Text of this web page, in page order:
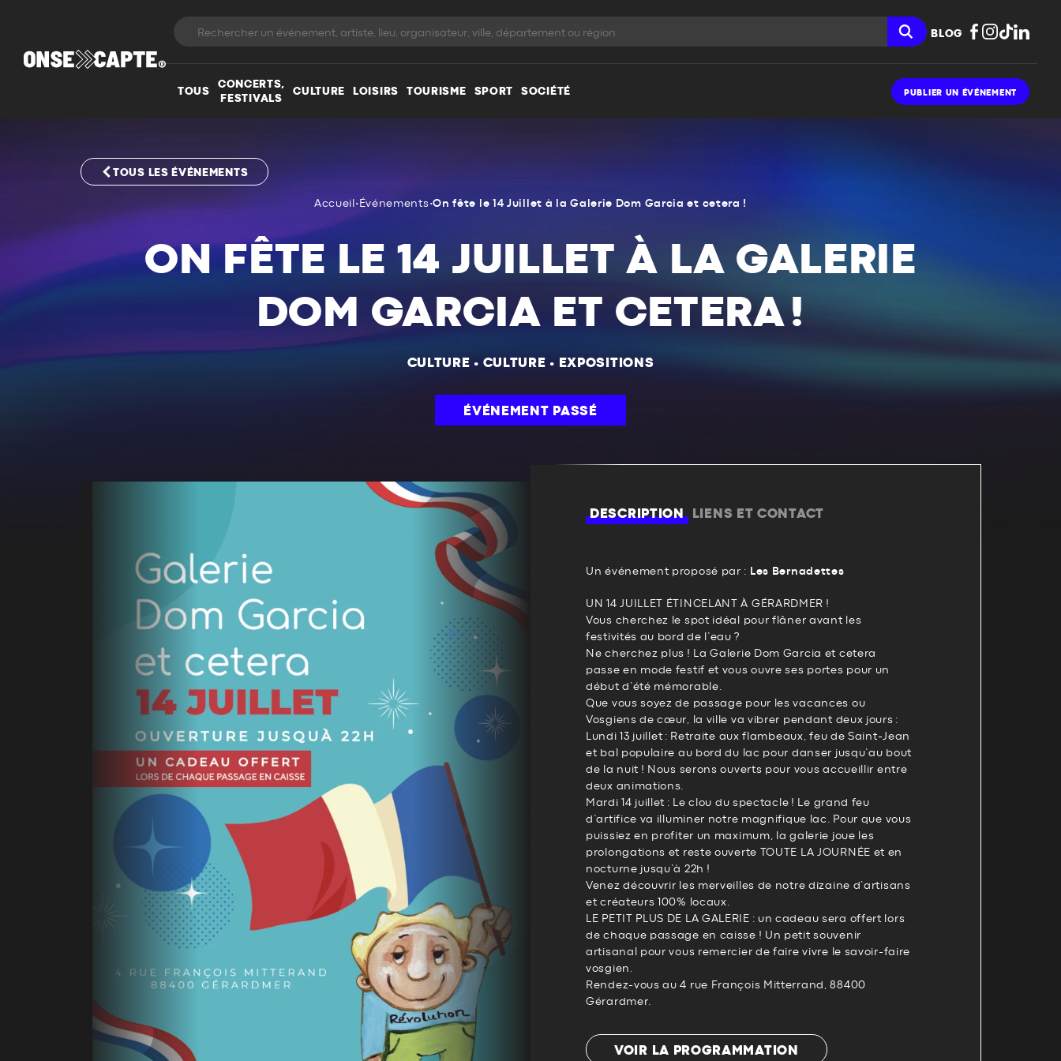
BLOG
TOUS
CONCERTS,
FESTIVALS
CULTURE LOISIRS TOURISME SPORT SOCIÉTÉ PUBLIER UN ÉVÉNEMENT
TOUS LES ÉVÉNEMENTS
Accueil • Événements•On fête le 14 Juillet à la Galerie Dom Garcia et cetera !
ON FÊTE LE 14 JUILLET À LA GALERIE
DOM GARCIA ET CETERA !
CULTURE • CULTURE • EXPOSITIONS
ÉVÉNEMENT PASSÉ
DESCRIPTION LIENS ET CONTACT
Un événement proposé par : Les Bernadettes
UN 14 JUILLET ÉTINCELANT À GÉRARDMER !
Vous cherchez le spot idéal pour flâner avant les
festivités au bord de l’eau ?
Ne cherchez plus ! La Galerie Dom Garcia et cetera
passe en mode festif et vous ouvre ses portes pour un
début d’été mémorable.
Que vous soyez de passage pour les vacances ou
Vosgiens de cœur, la ville va vibrer pendant deux jours :
Lundi 13 juillet : Retraite aux flambeaux, feu de Saint-Jean
et bal populaire au bord du lac pour danser jusqu’au bout
de la nuit ! Nous serons ouverts pour vous accueillir entre
deux animations.
Mardi 14 juillet : Le clou du spectacle ! Le grand feu
d’artifice va illuminer notre magnifique lac. Pour que vous
puissiez en profiter un maximum, la galerie joue les
prolongations et reste ouverte TOUTE LA JOURNÉE et en
nocturne jusqu’à 22h !
Venez découvrir les merveilles de notre dizaine d’artisans
et créateurs 100% locaux.
LE PETIT PLUS DE LA GALERIE : un cadeau sera offert lors
de chaque passage en caisse ! Un petit souvenir
artisanal pour vous remercier de faire vivre le savoir-faire
vosgien.
Rendez-vous au 4 rue François Mitterrand, 88400
Gérardmer.
VOIR LA PROGRAMMATION